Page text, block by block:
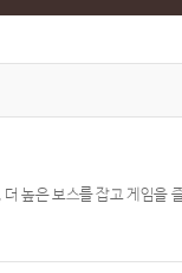
높은 보스를 잡고 게임을